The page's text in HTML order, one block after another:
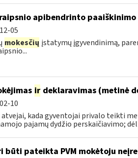
apibendrinto
05
mokesčių įstatymų įgyvendinimą,
irdeklaravimas (metinė
10
kada gyventojai privalo teikti
pajamų dydžio perskaičiavimo; dėl
pateikta PVM mokėtoju